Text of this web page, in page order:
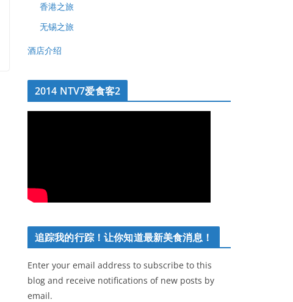
香港之旅
无锡之旅
酒店介绍
2014 NTV7爱食客2
追踪我的行踪！让你知道最新美食消息！
Enter your email address to subscribe to this
blog and receive notifications of new posts by
email.